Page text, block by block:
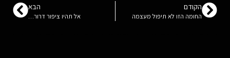
הקודם
החומה הזו לא תיפול מעצמה
הבא
אל תהיו ציפור דרור…